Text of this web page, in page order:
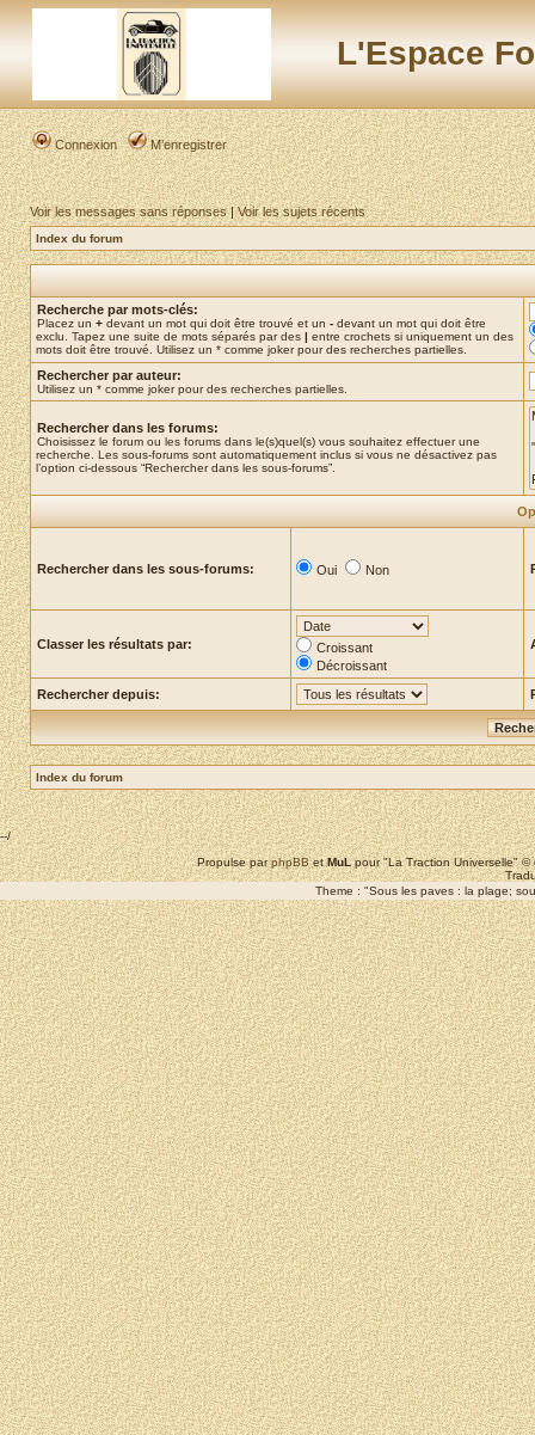
L'Espace
Connexion M’enregistrer
Voir les messages sans réponses|Voir les sujets récents
Index du forum
Recherche par mots-clés:
Placez un + devant un mot qui doit être trouvé et un - devant un mot qui doit être
exclu. Tapez une suite de mots séparés par des | entre crochets si uniquement un des
mots doit être trouvé. Utilisez un * comme joker pour des recherches partielles.
Rechercher par auteur:
Utilisez un * comme joker pour des recherches partielles.
Rechercher dans les forums:
Choisissez le forum ou les forums dans le(s)quel(s) vous souhaitez effectuer une
recherche. Les sous-forums sont automatiquement inclus si vous ne désactivez pas
l’option ci-dessous “Rechercher dans les sous-forums”.
Rechercher dans les sous-forums: Oui Non
Classer les résultats par:
Croissant
Décroissant
Rechercher depuis:
Index du forum
--/
Propulse parphpBBetMuLpour "La Traction Universelle"
Theme : "Sous les paves : la plage;